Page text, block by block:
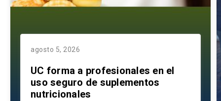
agosto 5, 2026
UC forma a profesionales en el
uso seguro de suplementos
nutricionales